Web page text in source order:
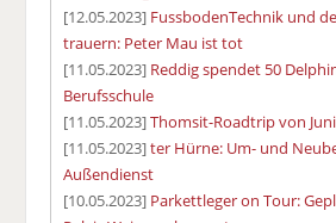
[12.05.2023] FussbodenTechnik und
trauern: Peter Mau ist tot
[11.05.2023] Reddig spendet 50
Berufsschule
[11.05.2023]Thomsit-Roadtrip von Juni
[11.05.2023]ter Hürne: Um- und
Außendienst
[10.05.2023] Parkettleger on Tour: